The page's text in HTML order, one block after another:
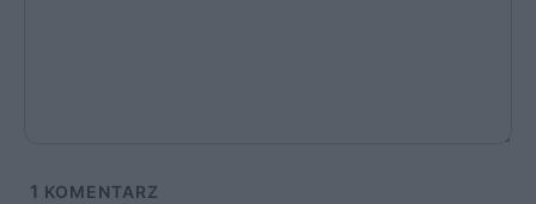
1 KOMENTARZ